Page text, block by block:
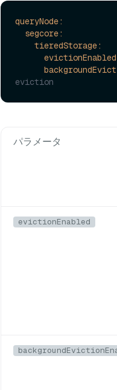
queryNode:
segcore:
tieredStorage:
eviction
パラメータ
evictionEnabled